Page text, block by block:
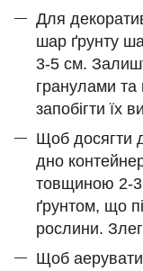
Для
шар ґрунту
3-5 см.
гранулами
запобігти їх
Щоб досягти
дно
товщиною 2-3
ґрунтом, що
рослини.
Щоб аерувати